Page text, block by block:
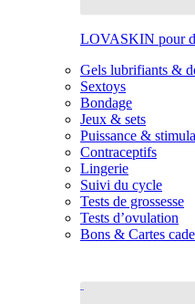
LOVASKIN pour
Gels lubrifiants &
Sextoys
Bondage
Jeux & sets
Puissance &
Contraceptifs
Lingerie
Suivi du cycle
Tests de grossesse
Tests d’ovulation
Bons & Cartes